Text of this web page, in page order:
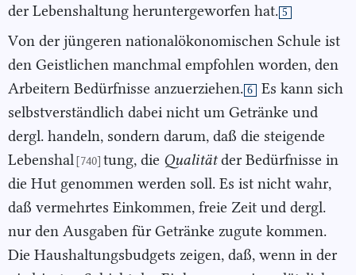
der Lebenshaltung heruntergeworfen hat. 5
Von der jüngeren nationalökonomischen Schule ist
den Geistlichen manchmal empfohlen worden, den
Arbeitern Bedürfnisse anzuerziehen. 6
Es kann sich
selbstverständlich dabei nicht um Getränke und
dergl. handeln, sondern darum, daß die steigende
Lebenshal[740] tung, die Qualitätder Bedürfnisse in
die Hut genommen werden soll. Es ist nicht wahr,
daß vermehrtes Einkommen, freie Zeit und dergl.
nur den Ausgaben für Getränke zugute kommen.
Die Haushaltungsbudgets zeigen, daß, wenn in der